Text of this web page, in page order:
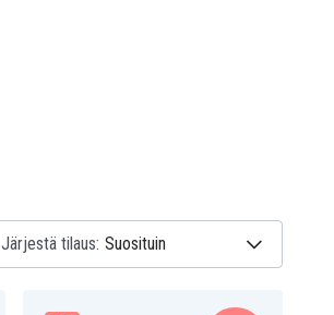
Järjestä tilaus: